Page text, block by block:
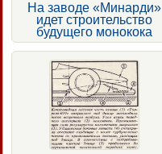
На заводе «Минарди»
идет строительство
будущего монокока